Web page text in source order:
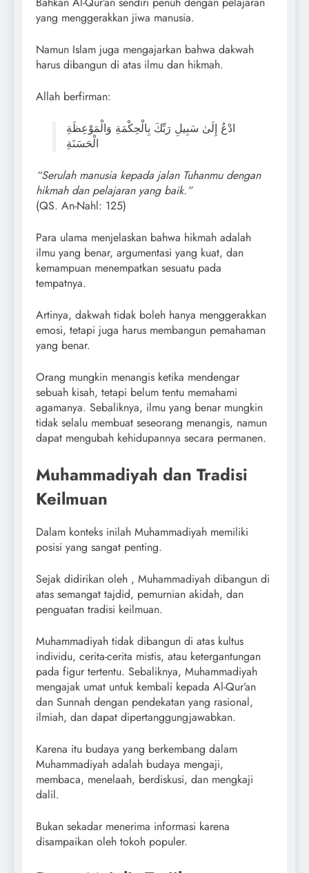
yang menggerakkan jiwa manusia.
Namun Islam juga mengajarkan bahwa dakwah
harus dibangun di atas ilmu dan hikmah.
Allah berfirman:
ادْعُ إِلَىٰ سَبِيلِ رَبِّكَ بِالْحِكْمَةِ وَالْمَوْعِظَةِ
الْحَسَنَةِ
“Serulah manusia kepada jalan Tuhanmu dengan
hikmah dan pelajaran yang baik.”
(QS. An-Nahl: 125)
Para ulama menjelaskan bahwa hikmah adalah
ilmu yang benar, argumentasi yang kuat, dan
kemampuan menempatkan sesuatu pada
tempatnya.
Artinya, dakwah tidak boleh hanya menggerakkan
emosi, tetapi juga harus membangun pemahaman
yang benar.
Orang mungkin menangis ketika mendengar
sebuah kisah, tetapi belum tentu memahami
agamanya. Sebaliknya, ilmu yang benar mungkin
tidak selalu membuat seseorang menangis, namun
dapat mengubah kehidupannya secara permanen.
Muhammadiyah dan Tradisi
Keilmuan
Dalam konteks inilah Muhammadiyah memiliki
posisi yang sangat penting.
Sejak didirikan oleh , Muhammadiyah dibangun di
atas semangat tajdid, pemurnian akidah, dan
penguatan tradisi keilmuan.
Muhammadiyah tidak dibangun di atas kultus
individu, cerita-cerita mistis, atau ketergantungan
pada figur tertentu. Sebaliknya, Muhammadiyah
mengajak umat untuk kembali kepada Al-Qur’an
dan Sunnah dengan pendekatan yang rasional,
ilmiah, dan dapat dipertanggungjawabkan.
Karena itu budaya yang berkembang dalam
Muhammadiyah adalah budaya mengaji,
membaca, menelaah, berdiskusi, dan mengkaji
dalil.
Bukan sekadar menerima informasi karena
disampaikan oleh tokoh populer.